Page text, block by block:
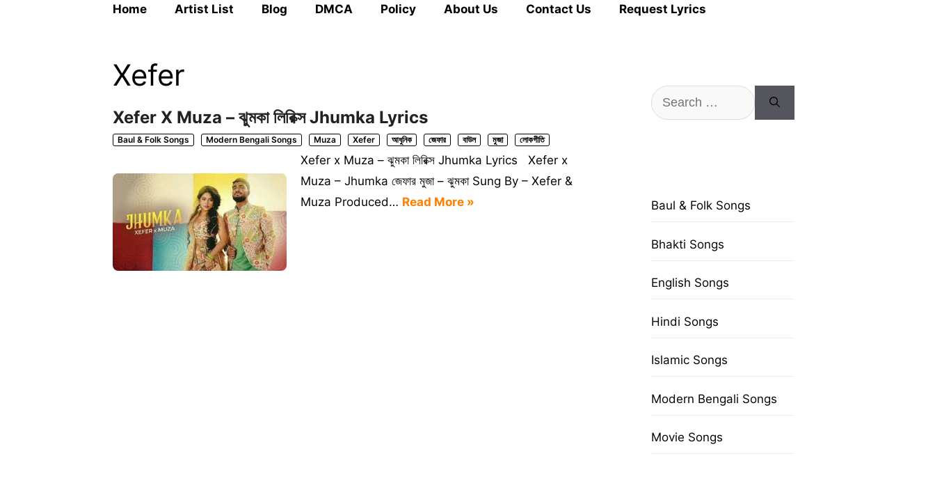
Home Artist List Blog DMCA Policy About Us Contact Us Request Lyrics
Xefer
Xefer X Muza – ঝুমকা লিরিক্স Jhumka Lyrics
Baul & Folk Songs Modern Bengali Songs Muza Xefer আধুনিক জেফার বাউল মুজা লোকগীতি
Xefer x Muza – ঝুমকা লিরিক্স Jhumka Lyrics Xefer x
Muza – Jhumka জেফার মুজা – ঝুমকা Sung By – Xefer &
Muza Produced… Read More »
Search
for:
Baul & Folk Songs
Bhakti Songs
English Songs
Hindi Songs
Islamic Songs
Modern Bengali Songs
Movie Songs